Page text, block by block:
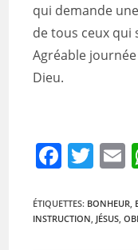
qui demande
de tous ceux qui
Agréable journée
Dieu.
F
c
e
T
itt
er l
ÉTIQUETTES: BONHEUR
INSTRUCTION JÉSUS